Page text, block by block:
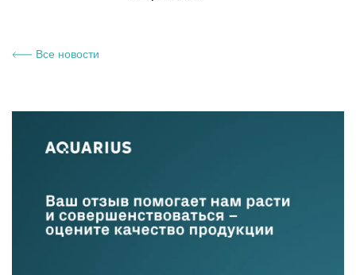
Все новости